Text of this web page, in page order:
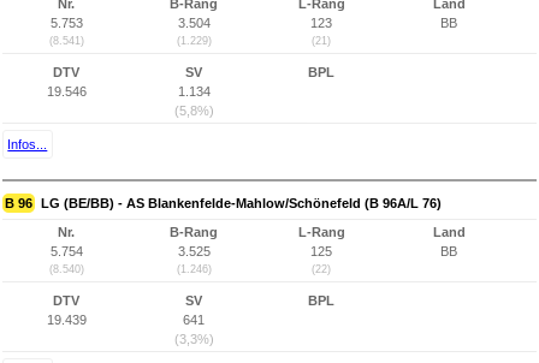
Nr.
5.753
(8.541)
B-Rang
3.504
(1.229)
L-Rang
123
(21)
Land
BB
DTV
19.546
SV
1.134
(5,8%)
BPL
Infos...
B 96 LG (BE/BB) - AS Blankenfelde-Mahlow/Schönefeld (B 96A/L 76)
Nr.
5.754
(8.540)
B-Rang
3.525
(1.246)
L-Rang
125
(22)
Land
BB
DTV
19.439
SV
641
(3,3%)
BPL